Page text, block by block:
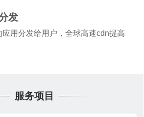
发
用分发给用户，全球高速cdn提高
服务项目